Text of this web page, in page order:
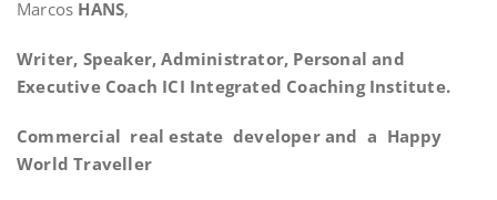
Marcos HANS,
Writer, Speaker, Administrator, Personal and
Executive Coach ICI Integrated Coaching Institute.
Commercial real estate developer and a Happy
World Traveller